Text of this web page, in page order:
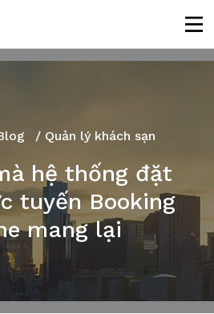
/ Quản lý khách sạn
hệ thống đặt
tuyến Booking
mang lại